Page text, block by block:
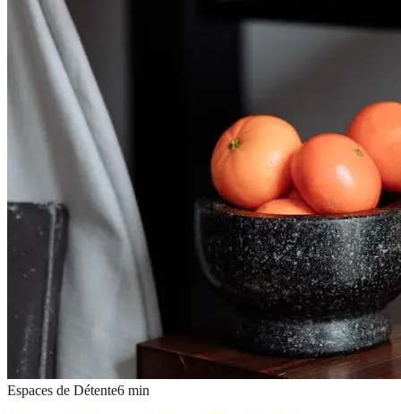
Espaces de Détente6 min